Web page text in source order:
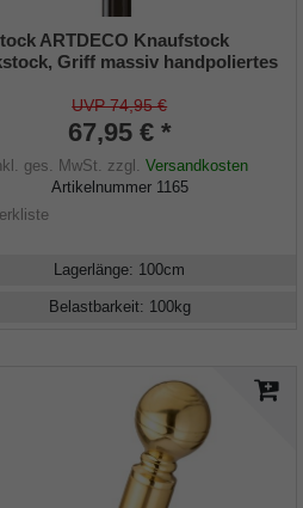
ARTDECO Knaufstock
Griff massiv handpoliertes
Onyx, Stock aus Hartholz
UVP 74,95 €
67,95 € *
ges. MwSt. zzgl.Versandkosten
Artikelnummer 1165
Lagerlänge: 100cm
Belastbarkeit: 100kg